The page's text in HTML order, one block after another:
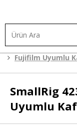
Fujifilm Uyumlu
SmallRig
Uyumlu